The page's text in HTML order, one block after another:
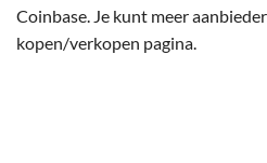
Coinbase. Je kunt meer
kopen/verkopen pagina.